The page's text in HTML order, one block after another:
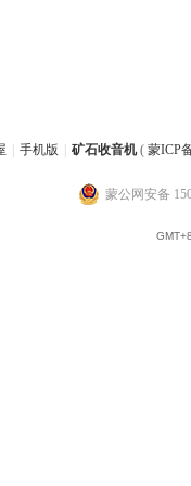
手机版 矿石收音机( 蒙ICP
蒙公网安备